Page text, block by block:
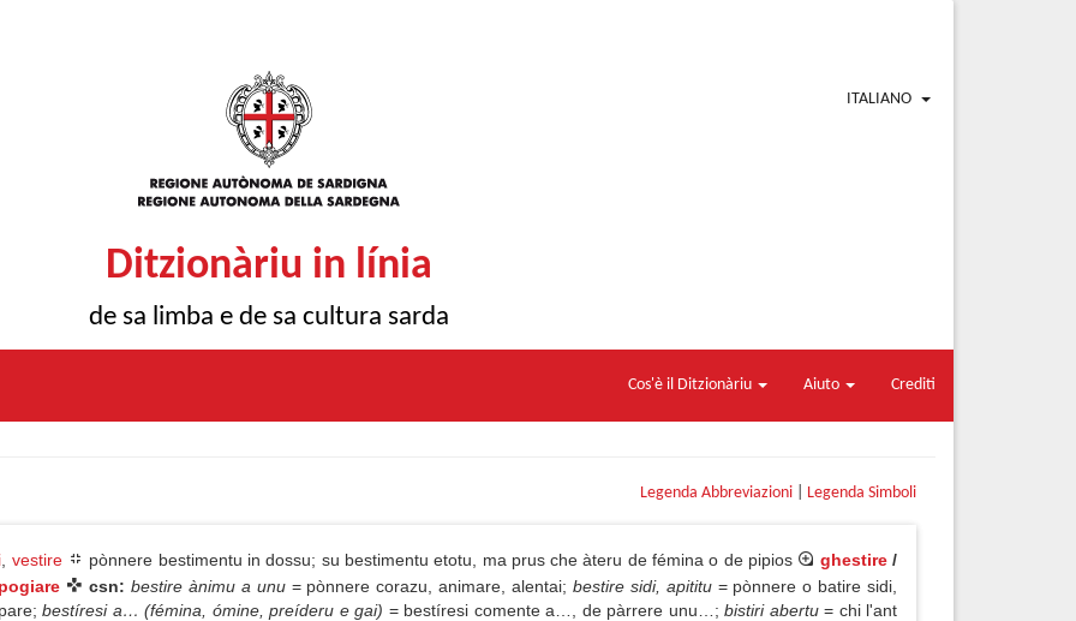
ITALIANO
Ditzionàriu in línia
de sa limba e de sa cultura sarda
Cos'è il Ditzionàriu Aiuto Crediti
Legenda Abbreviazioni Legenda Simboli
vestire pònnere bestimentu in dossu; su bestimentu etotu, ma prus che àteru de fémina o de pipios ghestire /
csn: bestire ànimu a unu = pònnere corazu, animare, alentai; bestire sidi, apititu = pònnere o batire sidi,
bestíresi a… (fémina, ómine, preíderu e gai) = bestíresi comente a…, de pàrrere unu…; bistiri abertu = chi l'ant